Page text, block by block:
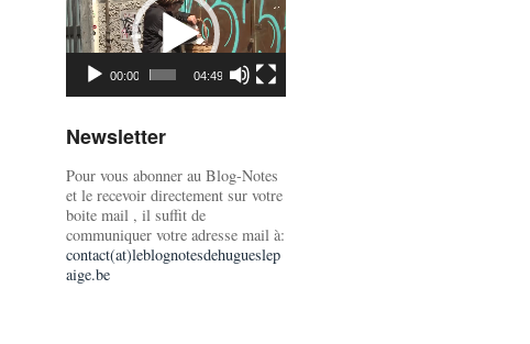
00:00 04:49
Newsletter
Pour vous abonner au Blog-Notes
et le recevoir directement sur votre
boite mail , il suffit de
communiquer votre adresse mail à:
contact(at)leblognotesdehugueslep
aige.be